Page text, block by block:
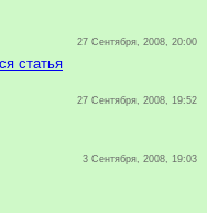
27 Сентября, 2008, 20:00
статья
27 Сентября, 2008, 19:52
3 Сентября, 2008, 19:03